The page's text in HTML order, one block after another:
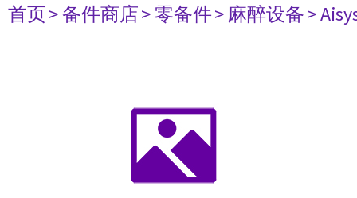
首页> 备件商店> 零备件> 麻醉设备>